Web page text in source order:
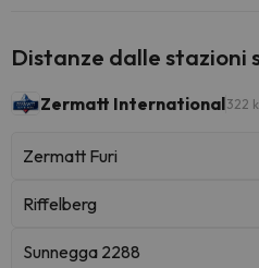
Distanze dalle stazioni
Zermatt International322
Zermatt Furi
Riffelberg
Sunnegga 2288